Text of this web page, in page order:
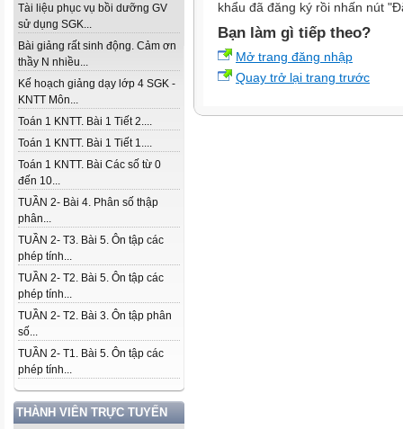
Tài liệu phục vụ bồi dưỡng GV
sử dụng SGK...
Bài giảng rất sinh động. Cảm ơn
thầy N nhiều...
Kế hoạch giảng dạy lớp 4 SGK -
KNTT Môn...
Toán 1 KNTT. Bài 1 Tiết 2....
Toán 1 KNTT. Bài 1 Tiết 1....
Toán 1 KNTT. Bài Các số từ 0
đến 10...
TUẦN 2- Bài 4. Phân số thập
phân...
TUẦN 2- T3. Bài 5. Ôn tập các
phép tính...
TUẦN 2- T2. Bài 5. Ôn tập các
phép tính...
TUẦN 2- T2. Bài 3. Ôn tập phân
số...
TUẦN 2- T1. Bài 5. Ôn tập các
phép tính...
THÀNH VIÊN TRỰC TUYẾN
khẩu đã đăng ký rồi nhấn nút
Bạn làm gì tiếp theo?
Mở trang đăng nhập
Quay trở lại trang trước